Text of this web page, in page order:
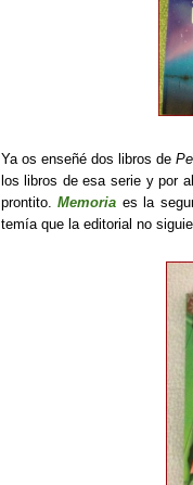
Ya os enseñé dos libros de
los libros de esa serie y por
prontito. Memoria es la
temía que la editorial no